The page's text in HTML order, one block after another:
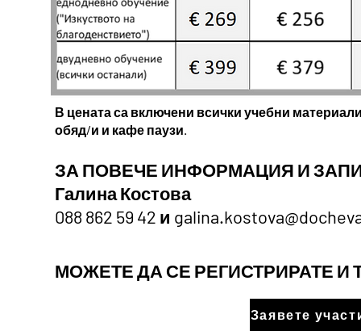
В цената са включени всички учебни
обяд/и и кафе паузи.
ЗА ПОВЕЧЕ ИНФОРМАЦИЯ И
Галина Костова
088 862 59 42 и
МОЖЕТЕ ДА СЕ РЕГИСТРИРАТЕ
Заявете